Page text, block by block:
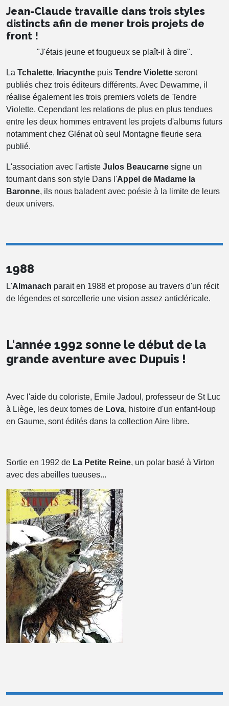
Jean-Claude travaille dans trois styles
distincts afin de mener trois projets de
front !
"J'étais jeune et fougueux se plaît-il à dire".
La Tchalette, Iriacynthe puis Tendre Violette seront
publiés chez trois éditeurs différents. Avec Dewamme, il
réalise également les trois premiers volets de Tendre
Violette. Cependant les relations de plus en plus tendues
entre les deux hommes entravent les projets d'albums futurs
notamment chez Glénat où seul Montagne fleurie sera
publié.
L'association avec l'artiste Julos Beaucarne signe un
tournant dans son style Dans l'Appel de Madame la
Baronne, ils nous baladent avec poésie à la limite de leurs
deux univers.
1988
L'Almanach parait en 1988 et propose au travers d'un récit
de légendes et sorcellerie une vision assez anticléricale.
L'année 1992 sonne le début de la
grande aventure avec Dupuis !
Avec l'aide du coloriste, Emile Jadoul, professeur de St Luc
à Liège, les deux tomes de Lova, histoire d'un enfant-loup
en Gaume, sont édités dans la collection Aire libre.
Sortie en 1992 de La Petite Reine, un polar basé à Virton
avec des abeilles tueuses...